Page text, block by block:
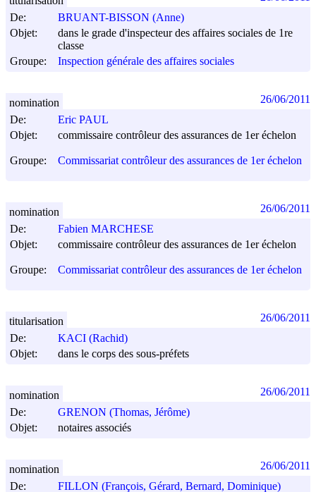
De:
BRUANT-BISSON (Anne)
Objet:
dans le grade d'inspecteur des affaires sociales de 1re
classe
Groupe:
Inspection générale des affaires sociales
De:
Eric PAUL
Objet:
commissaire contrôleur des assurances de 1er échelon
Groupe: Commissariat contrôleur des assurances de 1er échelon
nomination 26/06/2011
De:
Fabien MARCHESE
Objet:
commissaire contrôleur des assurances de 1er échelon
Groupe: Commissariat contrôleur des assurances de 1er échelon
nomination 26/06/2011
De:
KACI (Rachid)
Objet:
dans le corps des sous-préfets
titularisation 26/06/2011
De:
GRENON (Thomas, Jérôme)
Objet:
notaires associés
nomination 26/06/2011
De:
FILLON (François, Gérard, Bernard, Dominique)
nomination 26/06/2011